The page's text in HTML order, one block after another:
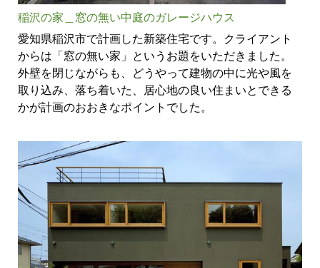
稲沢の家＿窓の無い中庭のガレージハウス
愛知県稲沢市で計画した新築住宅です。クライアント
からは「窓の無い家」というお題をいただきました。
外壁を閉じながらも、どうやって建物の中に光や風を
取り込み、落ち着いた、居心地の良い住まいとできる
かが計画のおおきなポイントでした。